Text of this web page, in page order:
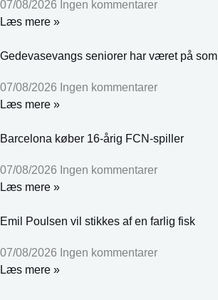
07/08/2026 Ingen kommentarer
Læs mere »
Gedevasevangs seniorer har været på
07/08/2026 Ingen kommentarer
Læs mere »
Barcelona køber 16-årig FCN-spiller
07/08/2026 Ingen kommentarer
Læs mere »
Emil Poulsen vil stikkes af en farlig fisk
07/08/2026 Ingen kommentarer
Læs mere »